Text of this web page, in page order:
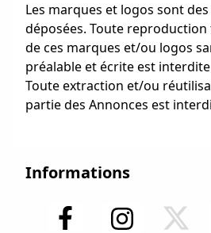
Les marques et logos sont
déposées. Toute
de ces marques et/ou logos
préalable et écrite est
Toute extraction et/ou
partie des Annonces est
Informations